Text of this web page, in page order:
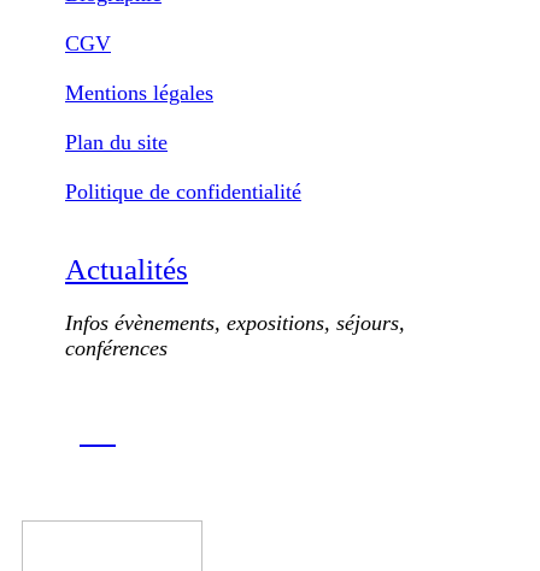
CGV
Mentions légales
Plan du site
Politique de confidentialité
Actualités
Infos évènements, expositions, séjours,
conférences